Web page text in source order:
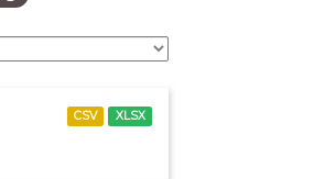
CSV XLSX